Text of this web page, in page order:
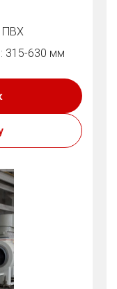
ПВХ
315-630 мм